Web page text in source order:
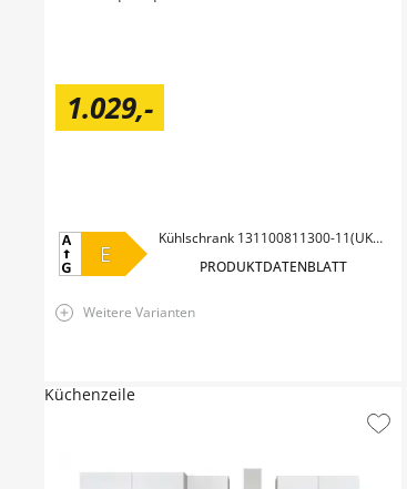
1.029,-
Weitere Varianten
E
Kühlschrank 131100811300-11(UKS110-11)
PRODUKTDATENBLATT
Küchenzeile